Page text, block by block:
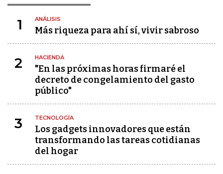
1 ANÁLISIS
Más riqueza para ahí sí, vivir sabroso
2 HACIENDA
"En las próximas horas firmaré el
decreto de congelamiento del gasto
público"
3 TECNOLOGÍA
Los gadgets innovadores que están
transformando las tareas cotidianas
del hogar